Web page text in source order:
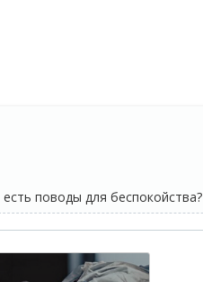
поводы для беспокойства?